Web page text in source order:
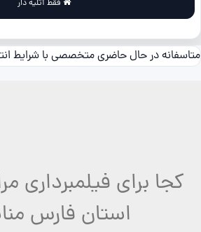
متاسفانه در حال حاضری متخصصی با شرایط
کجا برای فیلمبرداری
استان فارس